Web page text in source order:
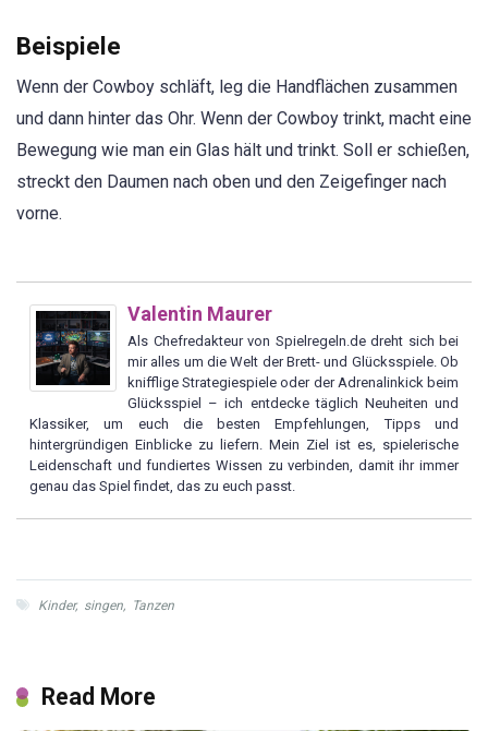
Beispiele
Wenn der Cowboy schläft, leg die Handflächen zusammen
und dann hinter das Ohr. Wenn der Cowboy trinkt, macht eine
Bewegung wie man ein Glas hält und trinkt. Soll er schießen,
streckt den Daumen nach oben und den Zeigefinger nach
vorne.
Valentin Maurer
Als Chefredakteur von Spielregeln.de dreht sich bei
mir alles um die Welt der Brett- und Glücksspiele. Ob
knifflige Strategiespiele oder der Adrenalinkick beim
Glücksspiel – ich entdecke täglich Neuheiten und
Klassiker, um euch die besten Empfehlungen, Tipps und
hintergründigen Einblicke zu liefern. Mein Ziel ist es, spielerische
Leidenschaft und fundiertes Wissen zu verbinden, damit ihr immer
genau das Spiel findet, das zu euch passt.
Kinder, singen, Tanzen
Read More